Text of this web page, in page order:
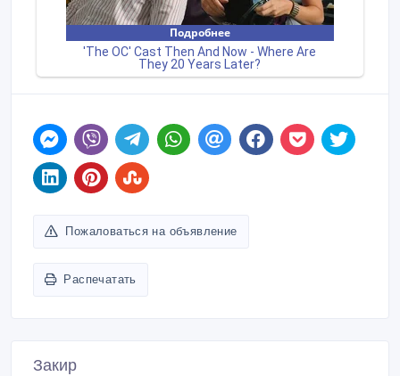
Пожаловаться на объявление
Распечатать
Закир